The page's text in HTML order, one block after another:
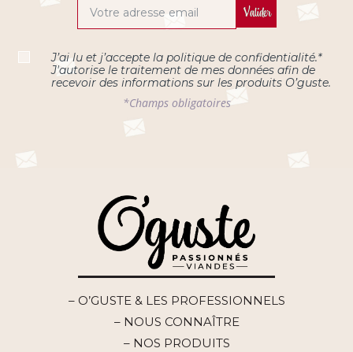
Valider
J’ai lu et j’accepte la politique de confidentialité.*
J'autorise le traitement de mes données afin de
recevoir des informations sur les produits O’guste.
*Champs obligatoires
– O’GUSTE & LES PROFESSIONNELS
– NOUS CONNAÎTRE
– NOS PRODUITS